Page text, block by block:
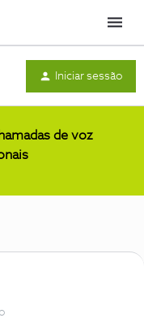
Menu
Iniciar sessão
de voz